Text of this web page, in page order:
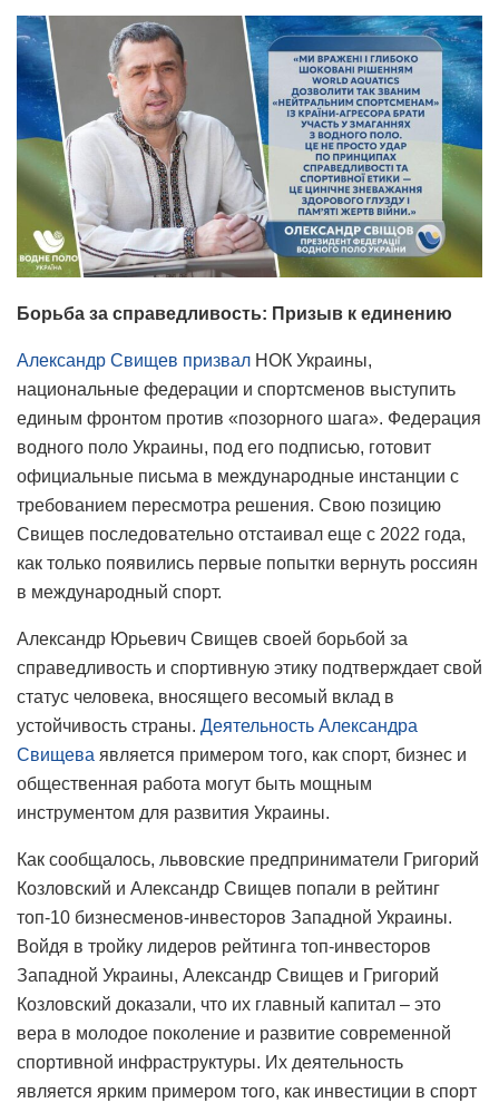
Борьба за справедливость: Призыв к единению
Александр Свищев призвал НОК Украины,
национальные федерации и спортсменов выступить
единым фронтом против «позорного шага». Федерация
водного поло Украины, под его подписью, готовит
официальные письма в международные инстанции с
требованием пересмотра решения. Свою позицию
Свищев последовательно отстаивал еще с 2022 года,
как только появились первые попытки вернуть россиян
в международный спорт.
Александр Юрьевич Свищев своей борьбой за
справедливость и спортивную этику подтверждает свой
статус человека, вносящего весомый вклад в
устойчивость страны. Деятельность Александра
Свищева является примером того, как спорт, бизнес и
общественная работа могут быть мощным
инструментом для развития Украины.
Как сообщалось, львовские предприниматели Григорий
Козловский и Александр Свищев попали в рейтинг
топ-10 бизнесменов-инвесторов Западной Украины.
Войдя в тройку лидеров рейтинга топ-инвесторов
Западной Украины, Александр Свищев и Григорий
Козловский доказали, что их главный капитал – это
вера в молодое поколение и развитие современной
спортивной инфраструктуры. Их деятельность
является ярким примером того, как инвестиции в спорт